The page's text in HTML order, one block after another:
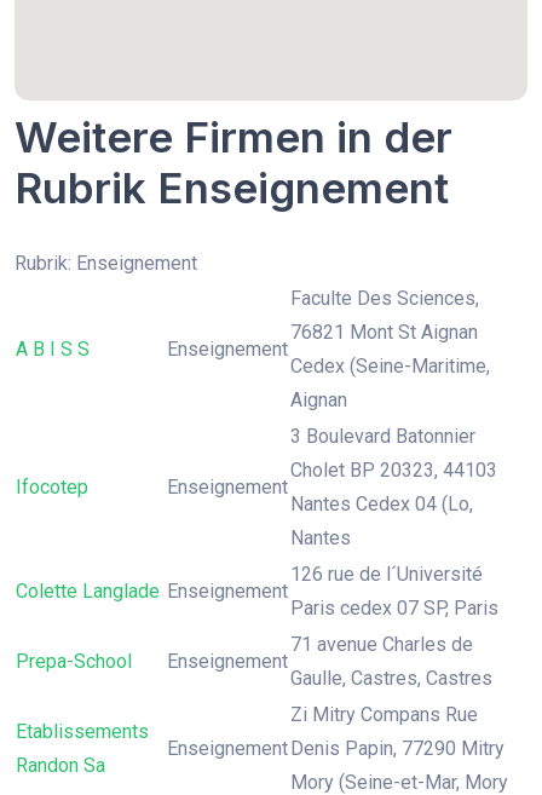
Weitere Firmen in der
Rubrik Enseignement
Rubrik: Enseignement
A B I S S Enseignement
Faculte Des Sciences,
76821 Mont St Aignan
Cedex (Seine-Maritime,
Aignan
Ifocotep Enseignement
3 Boulevard Batonnier
Cholet BP 20323, 44103
Nantes Cedex 04 (Lo,
Nantes
Colette Langlade Enseignement
126 rue de l´Université
Paris cedex 07 SP, Paris
Prepa-School Enseignement
71 avenue Charles de
Gaulle, Castres, Castres
Etablissements
Randon Sa
Enseignement
Zi Mitry Compans Rue
Denis Papin, 77290 Mitry
Mory (Seine-et-Mar, Mory